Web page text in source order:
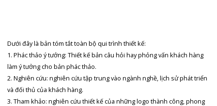
Dưới đây là bản tóm tắt toàn bộ qui trình thiết kế:
1. Phác thảo ý tưởng: Thiết kế bản câu hỏi hay phỏng vấn khách hàng
làm ý tưởng cho bản phác thảo.
2. Nghiên cứu: nghiên cứu tập trung vào ngành nghề, lịch sử phát triển
và đối thủ của khách hàng.
3. Tham khảo: nghiên cứu thiết kế của những logo thành công, phong